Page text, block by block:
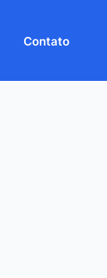
Contato